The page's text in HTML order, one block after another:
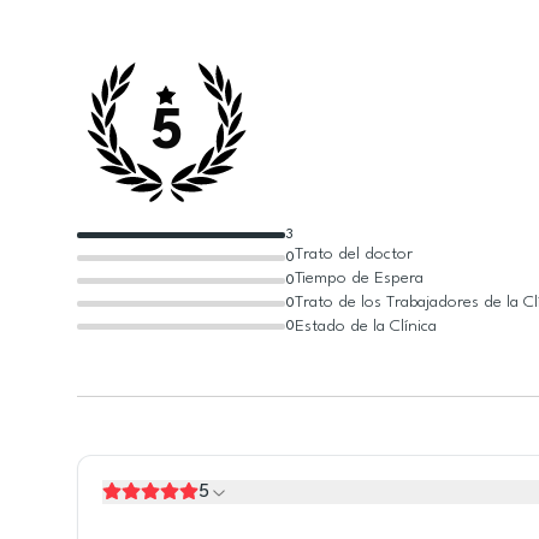
5
0
0
0
0
3
Trato del doctor
Tiempo de Espera
Trato de los Trabajadores de la
Estado de la Clínica
5